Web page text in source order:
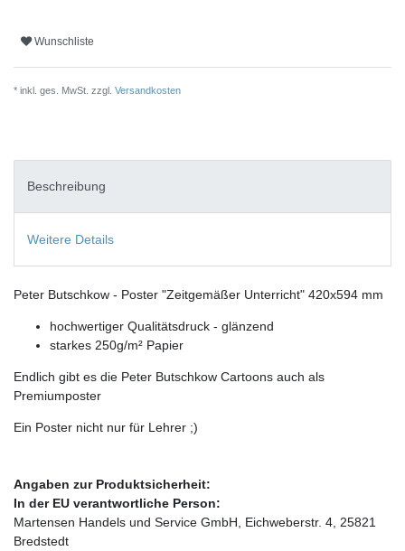
Wunschliste
* inkl. ges. MwSt. zzgl. Versandkosten
Beschreibung
Weitere Details
Peter Butschkow - Poster "Zeitgemäßer Unterricht" 420x594 mm
hochwertiger Qualitätsdruck - glänzend
starkes 250g/m² Papier
Endlich gibt es die Peter Butschkow Cartoons auch als
Premiumposter
Ein Poster nicht nur für Lehrer ;)
Angaben zur Produktsicherheit:
In der EU verantwortliche Person:
Martensen Handels und Service GmbH, Eichweberstr. 4, 25821
Bredstedt